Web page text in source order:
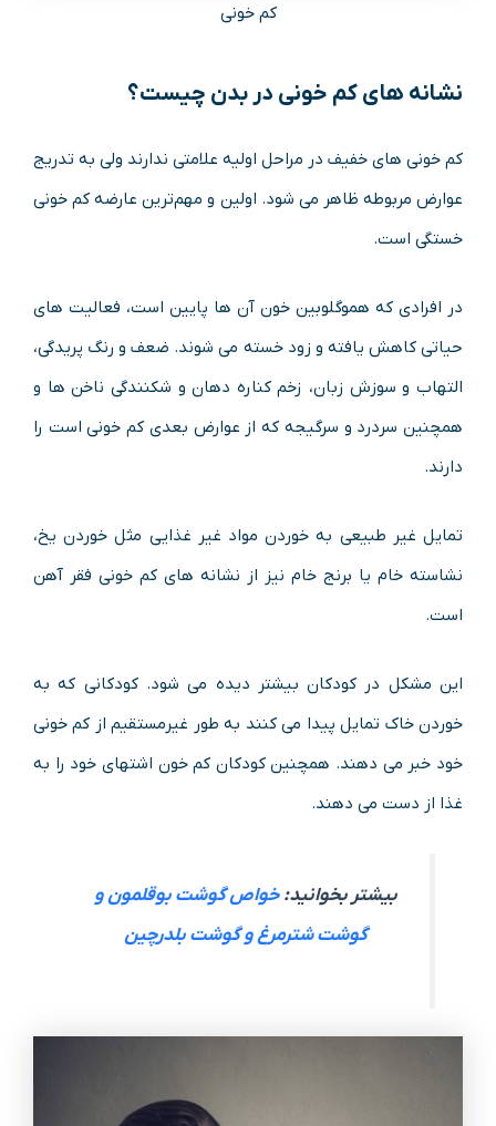
کم خونی
نشانه‌ هایکم خونی در بدن چیست؟
کم‌ خونی‌ های خفیف در مراحل اولیه علامتی ندارند ولی به ‌تدریج
عوارض مربوطه ظاهر می ‌شود. اولین و مهم‌ترین عارضه کم ‌خونی
خستگی است.
در افرادی که هموگلوبین خون آن‌ ها پایین است، فعالیت‌ های
حیاتی کاهش ‌یافته و زود خسته می‌ شوند. ضعف و رنگ‌ پریدگی،
التهاب و سوزش زبان، زخم کناره دهان و شکنندگی ناخن ‌ها و
همچنین سردرد و سرگیجه که از عوارض بعدی کم ‌خونی است را
دارند.
تمایل غیر طبیعی به خوردن مواد غیر غذایی مثل خوردن یخ،
نشاسته خام یا برنج خام نیز از نشانه‌ های کم ‌خونی فقر آهن
است.
این مشکل در کودکان بیشتر دیده می‌ شود. کودکانی که به
خوردن خاک تمایل پیدا می ‌کنند به ‌طور غیرمستقیم از کم‌ خونی
خود خبر می ‌دهند. همچنین کودکان کم ‌خون اشتهای خود را به
غذا از دست می ‌دهند.
بیشتر بخوانید:خواص گوشت بوقلمون و
گوشت شترمرغ و گوشت بلدرچین